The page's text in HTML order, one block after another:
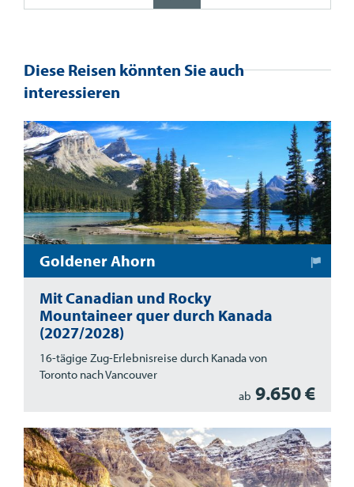
Diese Reisen könnten Sie auch
interessieren
Goldener Ahorn
Mit Canadian und Rocky
Mountaineer quer durch Kanada
(2027/2028)
16-tägige Zug-Erlebnisreise durch Kanada von
Toronto nach Vancouver
ab 9.650 €